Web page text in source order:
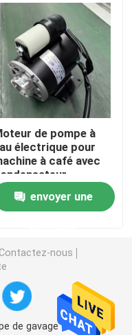
centrale de
de C.C
de pompe à
électrique pour
à café avec
en phase
350w 550w
envoyer une
Contactez-nous
de gavage de